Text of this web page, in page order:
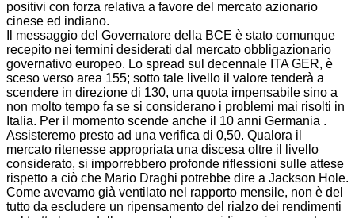
positivi con forza relativa a favore del mercato azionario
cinese ed indiano.
Il messaggio del Governatore della BCE è stato comunque
recepito nei termini desiderati dal mercato obbligazionario
governativo europeo. Lo spread sul decennale ITA GER, è
sceso verso area 155; sotto tale livello il valore tenderà a
scendere in direzione di 130, una quota impensabile sino a
non molto tempo fa se si considerano i problemi mai risolti in
Italia. Per il momento scende anche il 10 anni Germania .
Assisteremo presto ad una verifica di 0,50. Qualora il
mercato ritenesse appropriata una discesa oltre il livello
considerato, si imporrebbero profonde riflessioni sulle attese
rispetto a ciò che Mario Draghi potrebbe dire a Jackson Hole.
Come avevamo già ventilato nel rapporto mensile, non è del
tutto da escludere un ripensamento del rialzo dei rendimenti